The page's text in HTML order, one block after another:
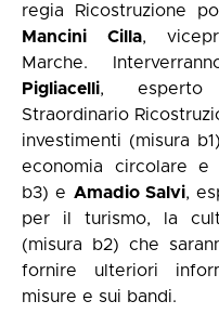
regia Ricostruzione
Mancini Cilla,
Marche.
Pigliacelli, esperto
Straordinario
investimenti (misura
economia circolare
b3) e Amadio Salvi,
per il turismo, la
(misura b2) che
fornire ulteriori
misure e sui bandi.